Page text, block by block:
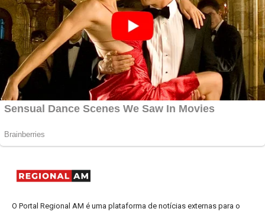
O Portal Regional AM é uma plataforma de notícias externas para o